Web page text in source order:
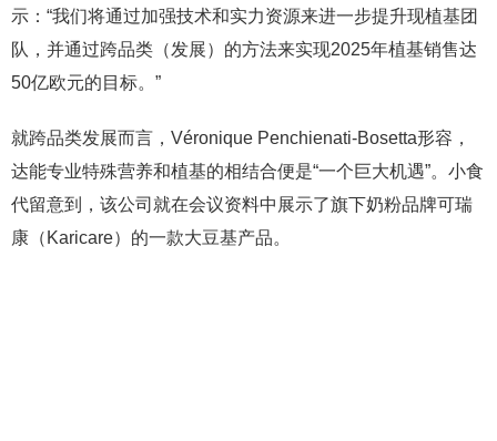
示：“我们将通过加强技术和实力资源来进一步提升现植基团
队，并通过跨品类（发展）的方法来实现2025年植基销售达
50亿欧元的目标。”
就跨品类发展而言，Véronique Penchienati-Bosetta形容，
达能专业特殊营养和植基的相结合便是“一个巨大机遇”。小食
代留意到，该公司就在会议资料中展示了旗下奶粉品牌可瑞
康（Karicare）的一款大豆基产品。